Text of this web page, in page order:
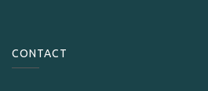
CONTACT